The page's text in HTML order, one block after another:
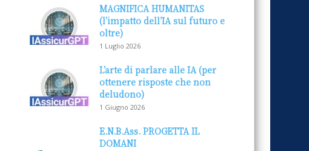
MAGNIFICA HUMANITAS
(l’impatto dell’IA sul futuro e
oltre)
1 Luglio 2026
L’arte di parlare alle IA (per
ottenere risposte che non
deludono)
1 Giugno 2026
E.N.B.Ass. PROGETTA IL
DOMANI